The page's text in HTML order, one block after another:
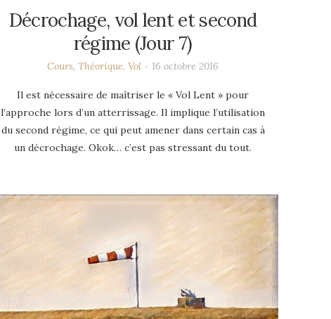
Décrochage, vol lent et second
régime (Jour 7)
Cours, Théorique, Vol 16 octobre 2016
Il est nécessaire de maîtriser le « Vol Lent » pour
l’approche lors d’un atterrissage. Il implique l’utilisation
du second régime, ce qui peut amener dans certain cas à
un décrochage. Okok… c’est pas stressant du tout.